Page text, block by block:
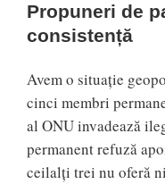
Propuneri de
consistență
Avem o situație
cinci membri
al ONU invadează
permanent refuză
ceilalți trei nu oferă